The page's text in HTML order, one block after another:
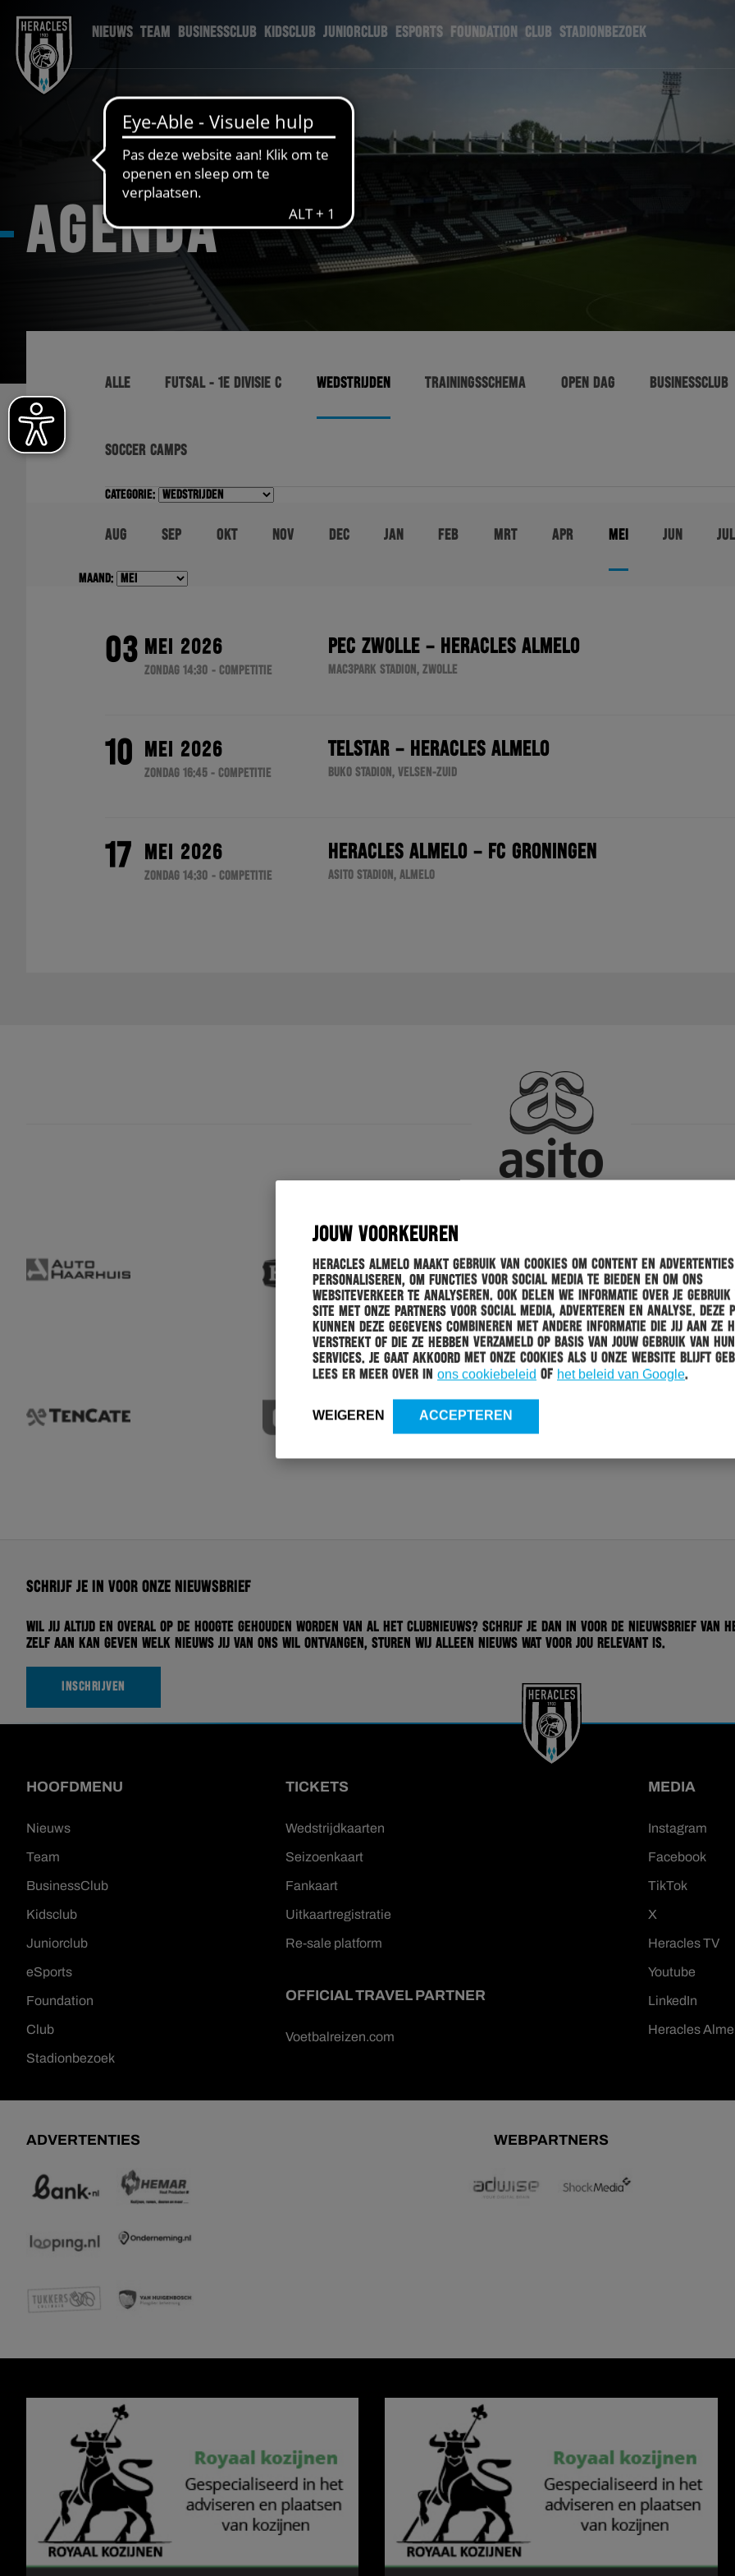
JOUW VOORKEUREN
Heracles Almelo maakt gebruik van cookies om content en
personaliseren, om functies voor social media te bieden en om ons
websiteverkeer te analyseren. Ook delen we informatie over je gebruik
site met onze partners voor social media, adverteren en analyse. Deze
kunnen deze gegevens combineren met andere informatie die jij aan ze
verstrekt of die ze hebben verzameld op basis van jouw gebruik van hun
services. Je gaat akkoord met onze cookies als u onze website blijft
Lees er meer over in ons cookiebeleid of het beleid van Google.
WEIGEREN ACCEPTEREN
NIEUWS TEAM BUSINESSCLUB KIDSCLUB JUNIORCLUB ESPORTS FOUNDATION CLUB STADIONBEZOEK
AGENDA
ALLE FUTSAL - 1E DIVISIE C WEDSTRIJDEN TRAININGSSCHEMA OPEN DAG BUSINESSCLUB
SOCCER CAMPS
Categorie:
AUG SEP OKT NOV DEC JAN FEB MRT APR MEI JUN JUL
Maand:
03 MEI 2026
ZONDAG 14:30 - COMPETITIE
PEC ZWOLLE – HERACLES ALMELO
MAC3PARK STADION, ZWOLLE
10 MEI 2026
ZONDAG 16:45 - COMPETITIE
TELSTAR – HERACLES ALMELO
BUKO STADION, VELSEN-ZUID
17 MEI 2026
ZONDAG 14:30 - COMPETITIE
HERACLES ALMELO – FC GRONINGEN
ASITO STADION, ALMELO
Schrijf je in voor onze nieuwsbrief
Wil jij altijd en overal op de hoogte gehouden worden van al het clubnieuws? Schrijf je dan in voor de nieuwsbrief van
zelf aan kan geven welk nieuws jij van ons wil ontvangen, sturen wij alleen nieuws wat voor jou relevant is.
INSCHRIJVEN
HOOFDMENU
Nieuws
Team
BusinessClub
Kidsclub
Juniorclub
eSports
Foundation
Club
Stadionbezoek
TICKETS
Wedstrijdkaarten
Seizoenkaart
Fankaart
Uitkaartregistratie
Re-sale platform
OFFICIAL TRAVEL PARTNER
Voetbalreizen.com
MEDIA
Instagram
Facebook
TikTok
X
Heracles TV
Youtube
LinkedIn
Heracles
ADVERTENTIES WEBPARTNERS